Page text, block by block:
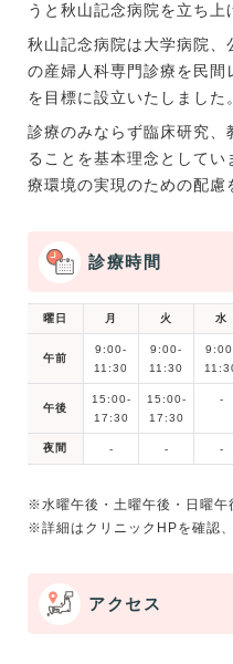
うと秋山記念病院を立ち上
秋山記念病院は大学病院
の産婦人科専門診療を民間
を目標に設立いたしました。
診療のみならず臨床研究、
ることを基本理念として
療環境の実現のための配慮
診療時間
曜日 月 火 水
午前
9:00-
11:30
9:00-
11:30
午後
15:00-
17:30
15:00-
17:30
-
夜間 - - -
※水曜午後・土曜午後・日曜午
アクセス